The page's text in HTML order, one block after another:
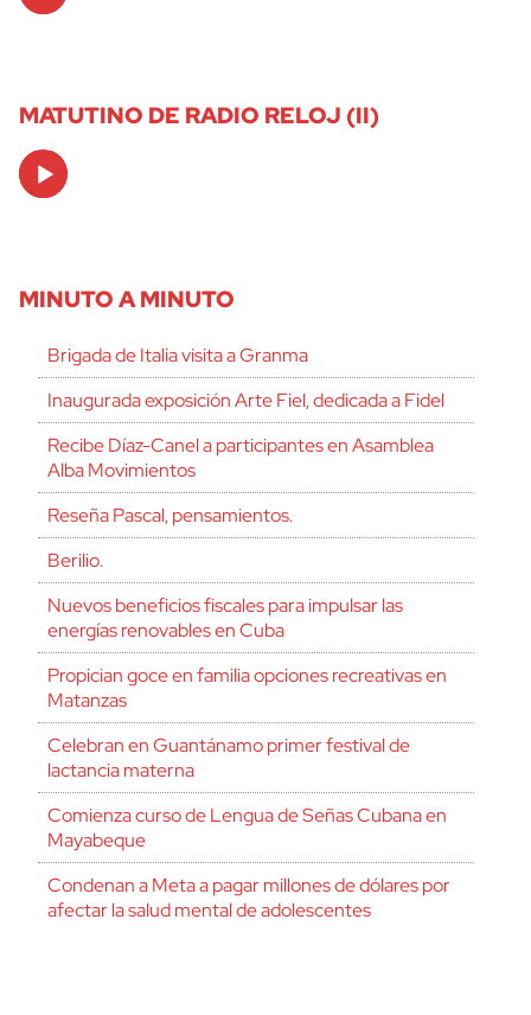
MATUTINO DE RADIO RELOJ (II)
Audio
Player
MINUTO A MINUTO
Brigada de Italia visita a Granma
Inaugurada exposición Arte Fiel, dedicada a Fidel
Recibe Díaz-Canel a participantes en Asamblea
Alba Movimientos
Reseña Pascal, pensamientos.
Berilio.
Nuevos beneficios fiscales para impulsar las
energías renovables en Cuba
Propician goce en familia opciones recreativas en
Matanzas
Celebran en Guantánamo primer festival de
lactancia materna
Comienza curso de Lengua de Señas Cubana en
Mayabeque
Condenan a Meta a pagar millones de dólares por
afectar la salud mental de adolescentes